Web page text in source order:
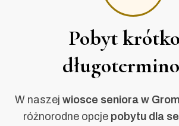
Pobyt
W naszej wiosce seniora w
różnorodne opcje pobytu dla